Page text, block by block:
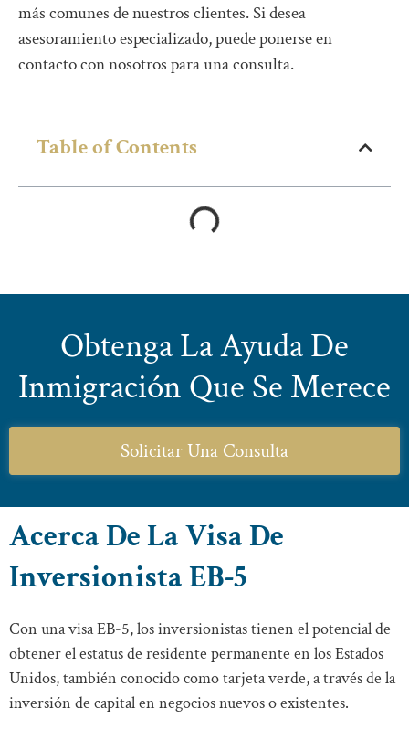
más comunes de nuestros clientes. Si desea
asesoramiento especializado, puede ponerse en
contacto con nosotros para una consulta.
Table of Contents
Obtenga La Ayuda De
Inmigración Que Se Merece
Solicitar Una Consulta
Acerca De La Visa De
Inversionista EB-5
Con una visa EB-5, los inversionistas tienen el potencial de
obtener el estatus de residente permanente en los Estados
Unidos, también conocido como tarjeta verde, a través de la
inversión de capital en negocios nuevos o existentes.